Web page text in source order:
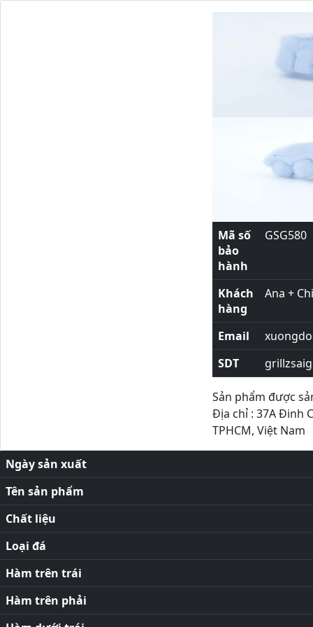
Mã số
bảo
hành
GSG580
Khách
hàng
Ana + Chi
Email
SDT
Sản phẩm được
Địa chỉ : 37A Đinh
TPHCM, Việt Nam
Ngày sản xuất
Tên sản phẩm
Chất liệu
Loại đá
Hàm trên trái
Hàm trên phải